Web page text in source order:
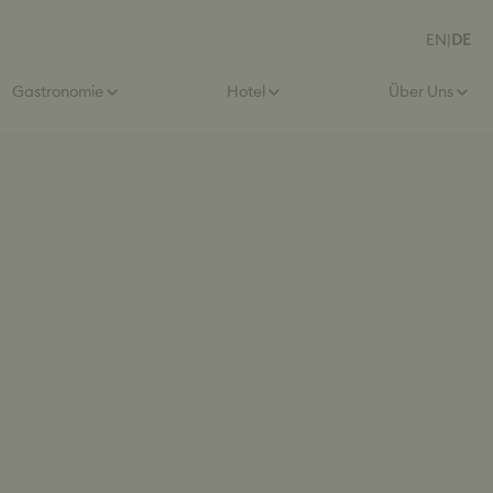
EN|DE
Gastronomie Hotel Über Uns